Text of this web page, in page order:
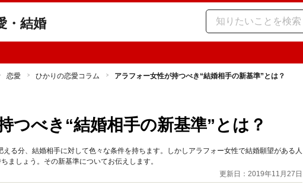
・結婚
恋愛 ひかりの恋愛コラム アラフォー女性が持つべき“結婚相手の新基準”とは？
つべき“結婚相手の新基準”とは？
る分、結婚相手に対して色々な条件を持ちます。しかしアラフォー女性で結婚願望がある人
ましょう。その新基準についてお伝えします。
更新日：2019年11月27日